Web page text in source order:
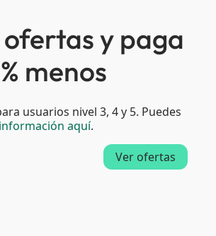
y paga
menos
usuarios nivel 3, 4 y 5. Puedes
aquí.
Ver ofertas